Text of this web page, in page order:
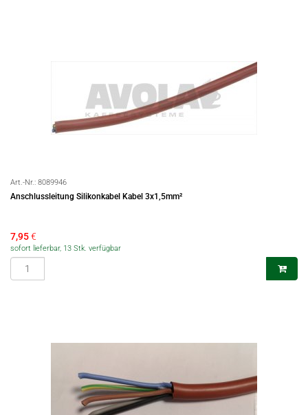
Art.-Nr.: 8089946
Anschlussleitung Silikonkabel Kabel 3x1,5mm²
7,95€
sofort lieferbar, 13 Stk. verfügbar